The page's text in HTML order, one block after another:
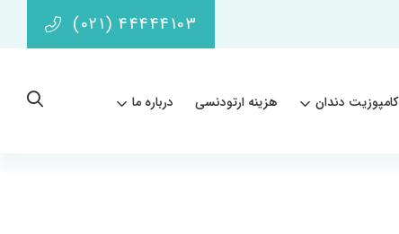
(021) 44444103
کامپوزیت دندان هزینه ارتودنسی درباره ما